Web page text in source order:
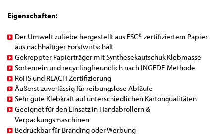
Eigenschaften:
Der Umwelt zuliebe hergestellt aus FSC®-zertifiziertem Papier
aus nachhaltiger Forstwirtschaft
Gekreppter Papierträger mit Synthesekautschuk Klebmasse
Sortenrein und recyclingfreundlich nach INGEDE-Methode
RoHS und REACH Zertifizierung
Äußerst zuverlässig für reibungslose Abläufe
Sehr gute Klebkraft auf unterschiedlichen Kartonqualitäten
Geeignet für den Einsatz in Handabrollern &
Verpackungsmaschinen
Bedruckbar für Branding oder Werbung